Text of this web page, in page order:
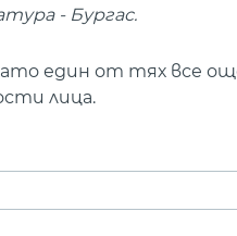
- Бургас.
един от тях все
лица.